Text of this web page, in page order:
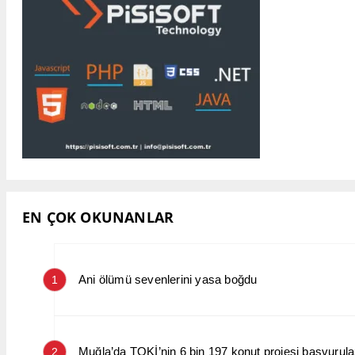
EN ÇOK OKUNANLAR
1 Ani ölümü sevenlerini yasa boğdu
2 Muğla’da TOKİ’nin 6 bin 197 konut projesi